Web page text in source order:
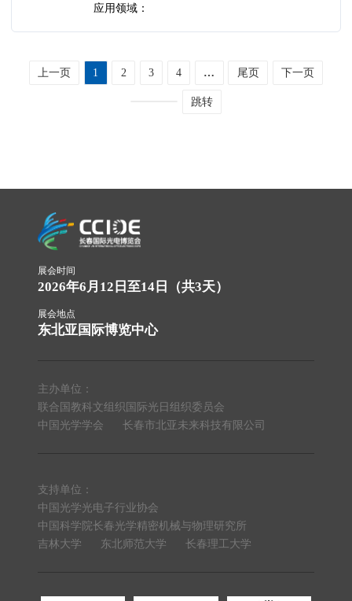
应用领域：
上一页 1 2 3 4 … 尾页 下一页
跳转
展会时间
2026年6月12日至14日（共3天）
展会地点
东北亚国际博览中心
主办单位：
联合国教科文组织国际光日组织委员会
中国光学学会
长春市北亚未来科技有限公司
支持单位：
中国光学光电子行业协会
中国科学院长春光学精密机械与物理研究所
吉林大学
东北师范大学 长春理工大学